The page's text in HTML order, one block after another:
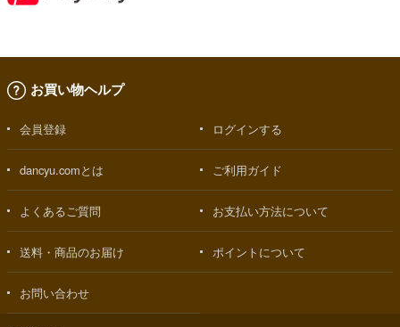
お買い物ヘルプ
会員登録 ログインする
dancyu.comとは ご利用ガイド
よくあるご質問 お支払い方法について
送料・商品のお届け ポイントについて
お問い合わせ